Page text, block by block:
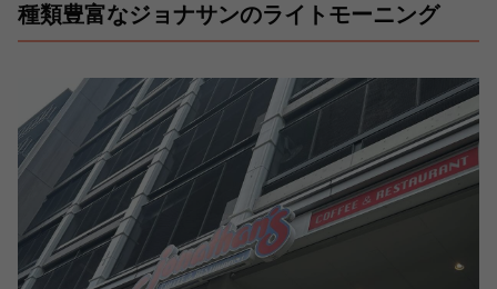
種類豊富なジョナサンのライトモーニング